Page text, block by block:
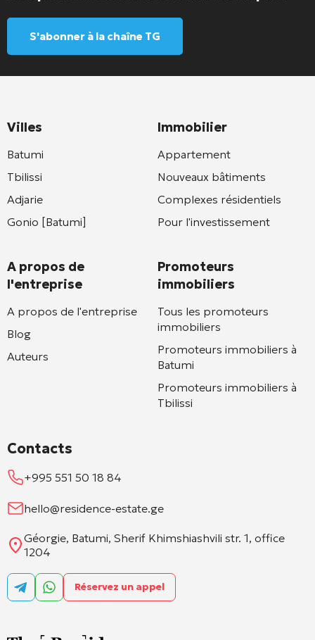
S'abonner à la chaîne TG
Villes
Batumi
Tbilissi
Adjarie
Gonio [Batumi]
A propos de
l'entreprise
A propos de l'entreprise
Blog
Auteurs
Immobilier
Appartement
Nouveaux bâtiments
Complexes résidentiels
Pour l'investissement
Promoteurs
immobiliers
Tous les promoteurs
immobiliers
Promoteurs immobiliers à
Batumi
Promoteurs immobiliers à
Tbilissi
Contacts
+995 551 50 18 84
hello@residence-estate.ge
Géorgie, Batumi, Sherif Khimshiashvili str. 1, office
1204
Réservez un appel